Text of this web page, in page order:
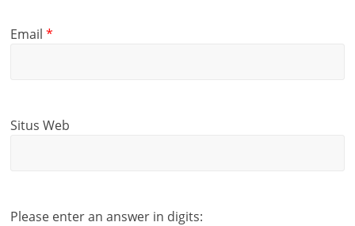
Email*
Situs Web
Please enter an answer in digits: